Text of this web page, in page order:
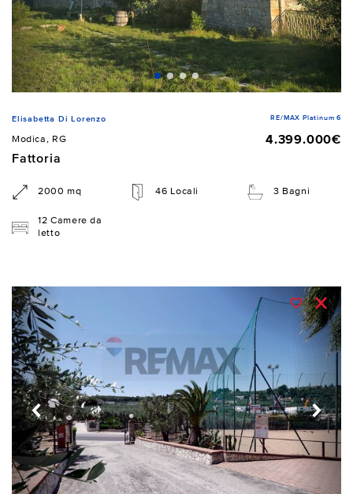
Elisabetta Di Lorenzo RE/MAX Platinum 6
Modica, RG
4.399.000€
Fattoria
2000 mq 46 Locali 3 Bagni
12 Camere da
letto